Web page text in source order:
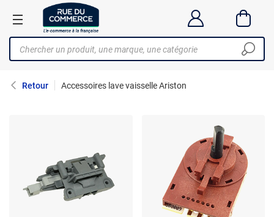
Retour Accessoires lave vaisselle Ariston